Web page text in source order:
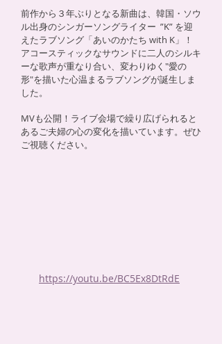
前作から３年ぶりとなる新曲は、韓国・ソウ
ル出身のシンガーソングライター ”K” を迎
えたラブソング「あいのかたち with K」！
アコースティックなサウンドに二人のシルキ
ーな歌声が重なり合い、​変わりゆく"愛の
形"を描いた心温まるラブソングが誕生しま
した。
MVも公開！ライブ会場で繰り広げられると
あるご夫婦の心の変化を描いています。ぜひ
ご視聴ください。
https://youtu.be/BC5Ex8DtRdE